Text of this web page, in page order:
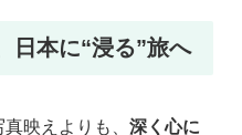
日本に“浸る”旅へ
映えよりも、 深く心に